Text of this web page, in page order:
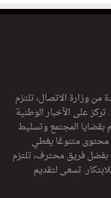
من وزارة الاتصال، تلتزم
على الأخبار الوطنية
بقضايا المجتمع وتسليط
محتوى متنوعًا يغطي
بفضل فريق محترف، تلتزم
تسعى لتقديم